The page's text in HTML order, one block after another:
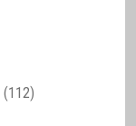
(112)